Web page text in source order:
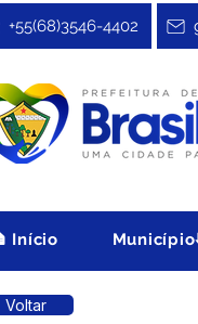
+55(68)3546-4402
Início
Voltar